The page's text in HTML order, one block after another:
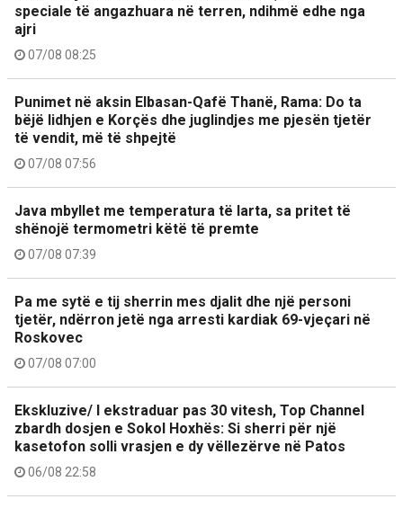
speciale të angazhuara në terren, ndihmë edhe nga
ajri
07/08 08:25
Punimet në aksin Elbasan-Qafë Thanë, Rama: Do ta
bëjë lidhjen e Korçës dhe juglindjes me pjesën tjetër
të vendit, më të shpejtë
07/08 07:56
Java mbyllet me temperatura të larta, sa pritet të
shënojë termometri këtë të premte
07/08 07:39
Pa me sytë e tij sherrin mes djalit dhe një personi
tjetër, ndërron jetë nga arresti kardiak 69-vjeçari në
Roskovec
07/08 07:00
Ekskluzive/ I ekstraduar pas 30 vitesh, Top Channel
zbardh dosjen e Sokol Hoxhës: Si sherri për një
kasetofon solli vrasjen e dy vëllezërve në Patos
06/08 22:58